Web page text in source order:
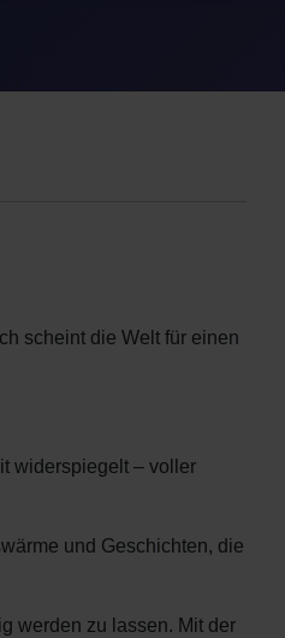
scheint die Welt für einen
widerspiegelt – voller
und Geschichten, die
werden zu lassen. Mit der